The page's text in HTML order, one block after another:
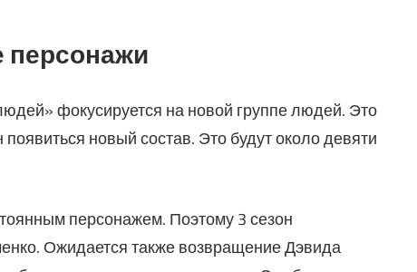
персонажи
фокусируется на новой группе людей. Это
новый состав. Это будут около девяти
персонажем. Поэтому 3 сезон
Ожидается также возвращение Дэвида